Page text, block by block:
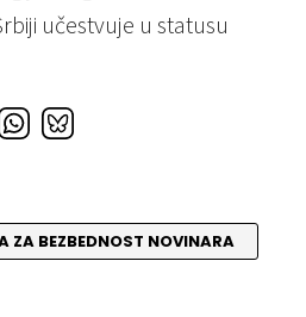
učestvuje u statusu
ZA BEZBEDNOST NOVINARA